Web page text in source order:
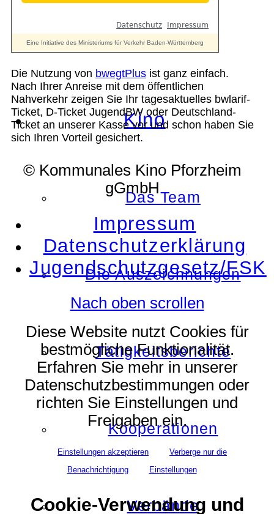
Kontakt
Kino
Das Team
Die Auszeichnungen
Tätigkeitsberichte
Kooperationen
Verbände
Die Nutzung von bwegtPlus ist ganz einfach.
Nach Ihrer Anreise mit dem öffentlichen
Nahverkehr zeigen Sie Ihr tagesaktuelles bwlarif-
Ticket, D-Ticket JugendBW oder Deutschland-
Ticket an unserer Kasse vor und schon haben Sie
sich Ihren Vorteil gesichert.
© Kommunales Kino Pforzheim
gGmbH
Impressum
Datenschutzerklärung
Jugendschutzgesetz/FSK
Nach oben scrollen
Diese Website nutzt Cookies für
bestmögliche Funktionalität.
Erfahren Sie mehr in unserer
Datenschutzbestimmungen oder
richten Sie Einstellungen und
Freigaben ein.
Einstellungen akzeptieren
Verberge nur die
Benachrichtigung
Einstellungen
Cookie-Verwendung und